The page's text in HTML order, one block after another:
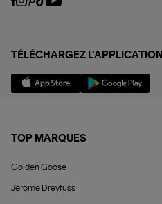
TÉLÉCHARGEZ L'APPLICATION
TOP MARQUES
Golden Goose
Jérôme Dreyfuss